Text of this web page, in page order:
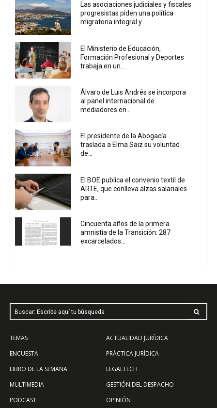
Las asociaciones judiciales y fiscales
progresistas piden una política
migratoria integral y...
El Ministerio de Educación,
Formación Profesional y Deportes
trabaja en un...
Álvaro de Luis Andrés se incorpora
al panel internacional de
mediadores en...
El presidente de la Abogacía
traslada a Elma Saiz su voluntad
de...
El BOE publica el convenio textil de
ARTE, que conlleva alzas salariales
para...
Cincuenta años de la primera
amnistía de la Transición: 287
excarcelados...
Buscar: Escribe aquí tu búsqueda
TEMAS
ENCUESTA
LIBRO DE LA SEMANA
MULTIMEDIA
PODCAST
ACTUALIDAD JURÍDICA
PRÁCTICA JURÍDICA
LEGALTECH
GESTIÓN DEL DESPACHO
OPINIÓN